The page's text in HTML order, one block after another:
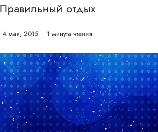
Правильный отдых
4 мая, 2015 1 минута чтения